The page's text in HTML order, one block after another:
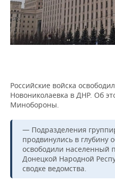
НЕФТЕХИМИЯ
НЕФТЬ
РОЗНИЧНАЯ ТОРГОВЛЯ
ТРАНСПОРТ
НОВОСТИ ТЕХНОЛОГИЙ
IT
ТЕЛЕКОММУНИКАЦИИ
МЕРОПРИЯТИЯ
НОВОСТИ МЕРОПРИЯТИЙ
БИЗНЕС-БРАНЧИ
ОТКРЫТАЯ ЛЕКЦИЯ
СПОРТ
ФУТБОЛ
БАСКЕТБОЛ
ВОЛЕЙБОЛ
НОВОСТИ ОБЩЕСТВА
ИНФРАСТРУКТУРА
ИСТОРИЯ
ФОТОГАЛЕРЕЯ
СПРАВОЧНИК
СПИСОК ПЕРСОН
ПОЛНАЯ ВЕРСИЯ
Российские войска
Новониколаевка в ДНР. Об
Минобороны.
— Подразделения
продвинулись в глубину
освободили населенный
Донецкой Народной
сводке ведомства.